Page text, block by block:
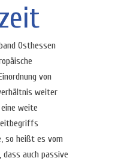
Osthessen
von
weiter
weite
so heißt es vom
auch passive